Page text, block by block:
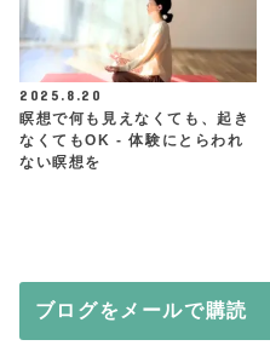
2025.8.20
瞑想で何も見えなくても、起き
なくてもOK - 体験にとらわれ
ない瞑想を
ブログをメールで購読